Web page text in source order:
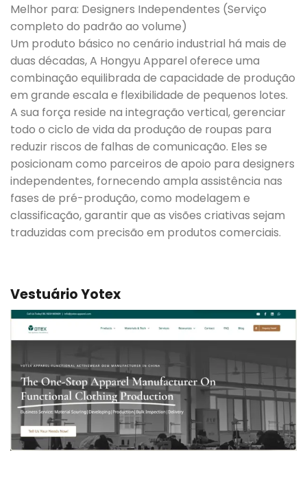
Melhor para: Designers Independentes (Serviço
completo do padrão ao volume)
Um produto básico no cenário industrial há mais de
duas décadas, A Hongyu Apparel oferece uma
combinação equilibrada de capacidade de produção
em grande escala e flexibilidade de pequenos lotes.
A sua força reside na integração vertical, gerenciar
todo o ciclo de vida da produção de roupas para
reduzir riscos de falhas de comunicação. Eles se
posicionam como parceiros de apoio para designers
independentes, fornecendo ampla assistência nas
fases de pré-produção, como modelagem e
classificação, garantir que as visões criativas sejam
traduzidas com precisão em produtos comerciais.
Vestuário Yotex